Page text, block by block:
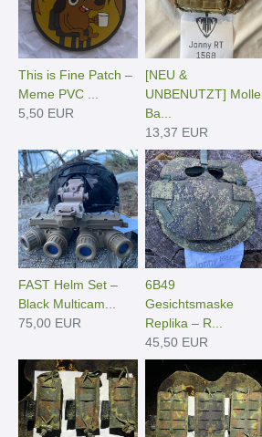
This is Fine Patch –
Meme PVC ...
5,50 EUR
[NEU &
UNBENUTZT] Molle
Ba...
13,37 EUR
FAST Helm Set –
Black Multicam...
75,00 EUR
6B49
Gesichtsmaske
Replika – R...
45,50 EUR